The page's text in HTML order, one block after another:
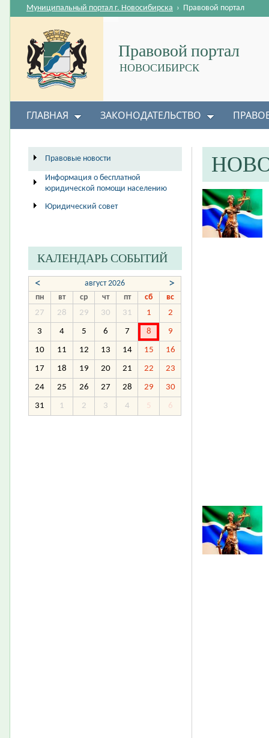
Правовой портал
НОВОСИБИРСК
Муниципальный портал г. Новосибирска › Правовой портал
ГЛАВНАЯ ЗАКОНОДАТЕЛЬСТВО
Правовые новости
Информация о бесплатной
юридической помощи населению
Юридический совет
КАЛЕНДАРЬ СОБЫТИЙ
< август 2026 >
пн вт ср чт пт сб
вс
27
28 29 30 31 1 2
3 4 5 6 7 8 9
10 11 12 13 14 15 16
17 18 19 20 21 22 23
24 25 26 27 28 29 30
31 1 2 3 4 5 6